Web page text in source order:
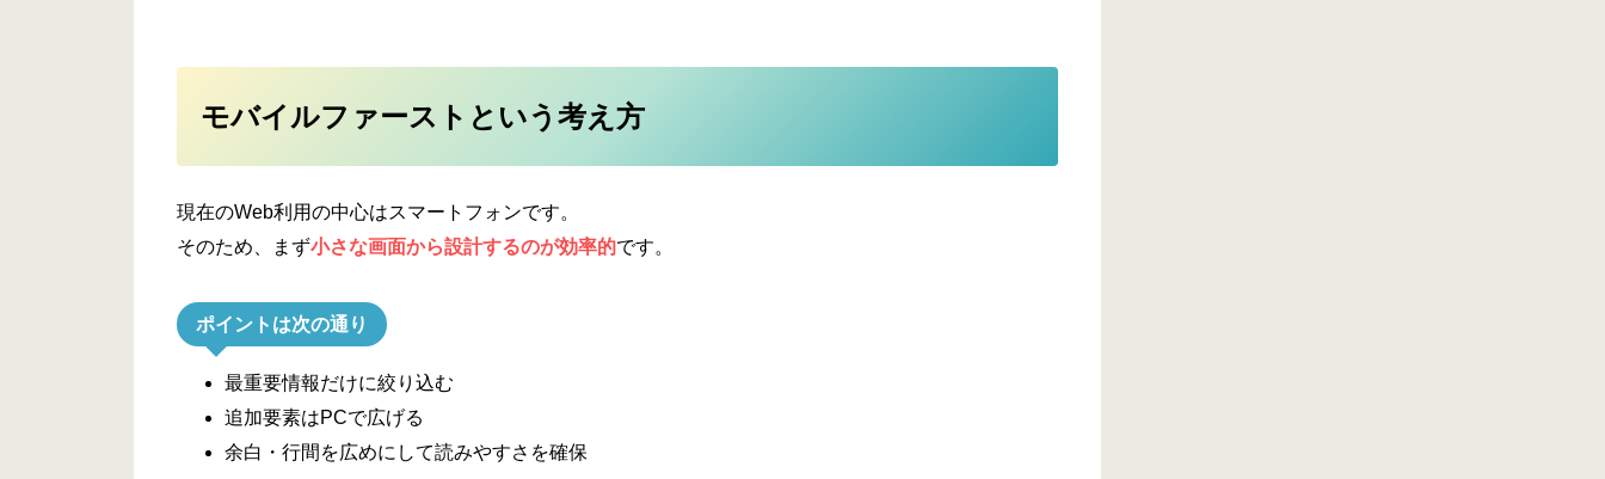
モバイルファーストという考え方
現在のWeb利用の中心はスマートフォンです。
そのため、まず小さな画面から設計するのが効率的です。
ポイントは次の通り
最重要情報だけに絞り込む
追加要素はPCで広げる
余白・行間を広めにして読みやすさを確保